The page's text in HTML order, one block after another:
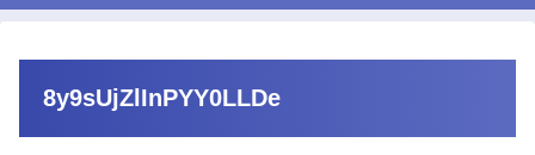
8y9sUjZlInPYY0LLDe